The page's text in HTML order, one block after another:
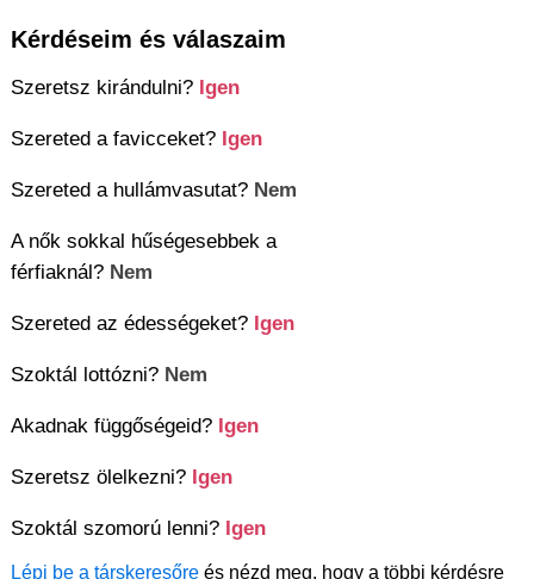
Kérdéseim és válaszaim
Szeretsz kirándulni? Igen
Szereted a favicceket? Igen
Szereted a hullámvasutat? Nem
A nők sokkal hűségesebbek a
férfiaknál? Nem
Szereted az édességeket? Igen
Szoktál lottózni? Nem
Akadnak függőségeid? Igen
Szeretsz ölelkezni? Igen
Szoktál szomorú lenni? Igen
Lépj be a társkeresőre és nézd meg, hogy a többi kérdésre